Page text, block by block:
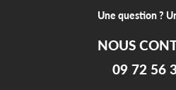
Une question ?
NOUS
09 72 56